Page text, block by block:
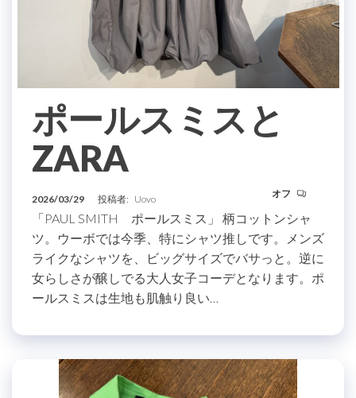
ポールスミスと
ZARA
2026/03/29 投稿者: Uovo オフ
「PAUL SMITH ポールスミス」 柄コットンシャ
ツ。ウーボでは今季、特にシャツ推しです。メンズ
ライクなシャツを、ビッグサイズでバサっと。逆に
女らしさが醸しでる大人女子コーデとなります。ポ
ールスミスは生地も肌触り良い…